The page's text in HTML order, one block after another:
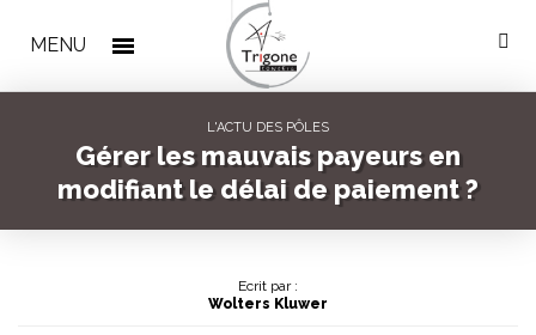
MENU
L'ACTU DES PÔLES
Gérer les mauvais payeurs en
modifiant le délai de paiement ?
Ecrit par :
Wolters Kluwer
Cookies management panel